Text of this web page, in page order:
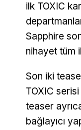
ilk TOXIC
Sapphire
nihayet tüm
Son iki
TOXIC
teaser
bağlayıcı